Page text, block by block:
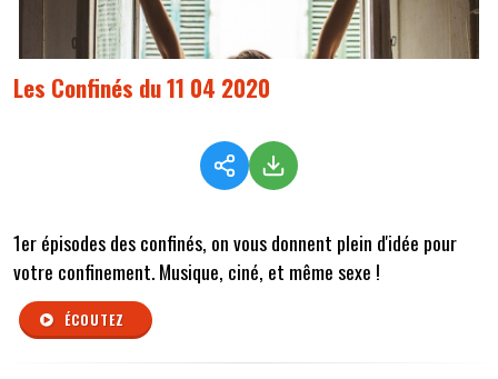
Les Confinés du 11 04 2020
1er épisodes des confinés, on vous donnent plein d'idée pour
votre confinement. Musique, ciné, et même sexe !
ÉCOUTEZ